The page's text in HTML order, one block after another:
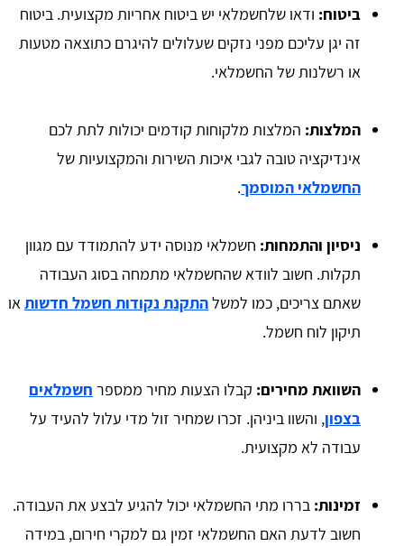
ביטוח: ודאו שלחשמלאי יש ביטוח אחריות מקצועית. ביטוח
זה יגן עליכם מפני נזקים שעלולים להיגרם כתוצאה מטעות
או רשלנות של החשמלאי.
המלצות: המלצות מלקוחות קודמים יכולות לתת לכם
אינדיקציה טובה לגבי איכות השירות והמקצועיות של
החשמלאי המוסמך.
ניסיון והתמחות: חשמלאי מנוסה ידע להתמודד עם מגוון
תקלות. חשוב לוודא שהחשמלאי מתמחה בסוג העבודה
שאתם צריכים, כמו למשלהתקנת נקודות חשמל חדשותאו
תיקון לוח חשמל.
השוואת מחירים: קבלו הצעות מחיר ממספר חשמלאים
בצפון, והשוו ביניהן. זכרו שמחיר זול מדי עלול להעיד על
עבודה לא מקצועית.
זמינות: בררו מתי החשמלאי יכול להגיע לבצע את העבודה.
חשוב לדעת האם החשמלאי זמין גם למקרי חירום, במידה